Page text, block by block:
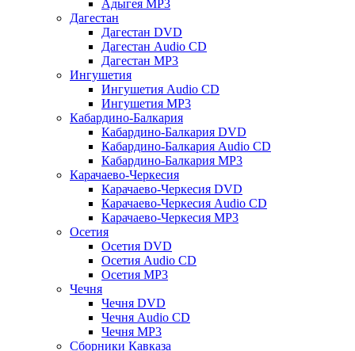
Адыгея MP3
Дагестан
Дагестан DVD
Дагестан Audio CD
Дагестан MP3
Ингушетия
Ингушетия Audio CD
Ингушетия MP3
Кабардино-Балкария
Кабардино-Балкария DVD
Кабардино-Балкария Audio CD
Кабардино-Балкария MP3
Карачаево-Черкесия
Карачаево-Черкесия DVD
Карачаево-Черкесия Audio CD
Карачаево-Черкесия MP3
Осетия
Осетия DVD
Осетия Audio CD
Осетия MP3
Чечня
Чечня DVD
Чечня Audio CD
Чечня MP3
Сборники Кавказа